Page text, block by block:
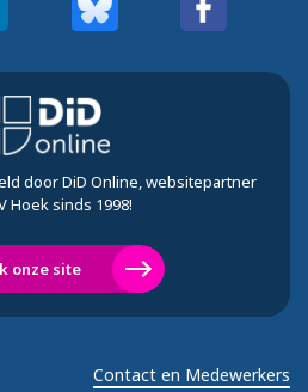
door DiD Online, websitepartner
Hoek sinds 1998!
onze site
Contact en Medewerkers